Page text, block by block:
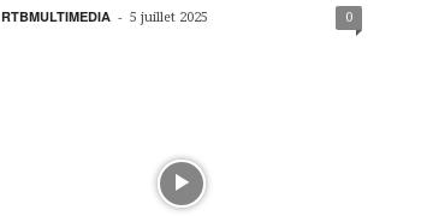
RTBMULTIMEDIA - 5 juillet 2025 0